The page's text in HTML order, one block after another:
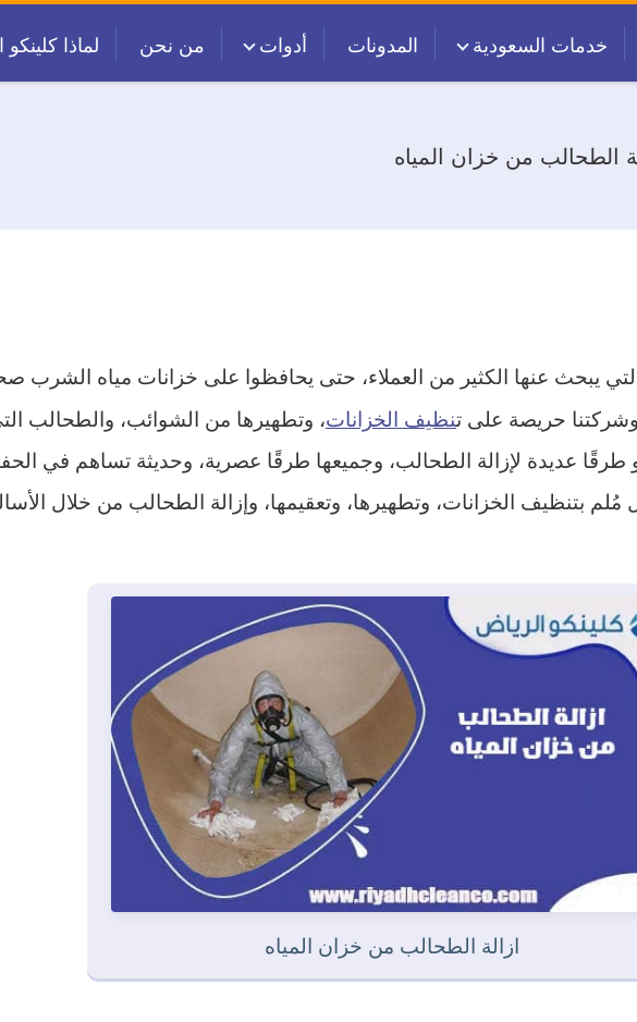
خدمات السعودية المدونات أدوات من نحن لماذا
الطحالب من خزان المياه
يبحث عنها الكثير من العملاء، حتى يحافظوا على خزانات مياه الشرب
حريصة على تنظيف الخزانات، وتطهيرها من الشوائب، والطحالب
طرقًا عديدة لإزالة الطحالب، وجميعها طرقًا عصرية، وحديثة تساهم في
بتنظيف الخزانات، وتطهيرها، وتعقيمها، وإزالة الطحالب من خلال
ازالة الطحالب من خزان المياه